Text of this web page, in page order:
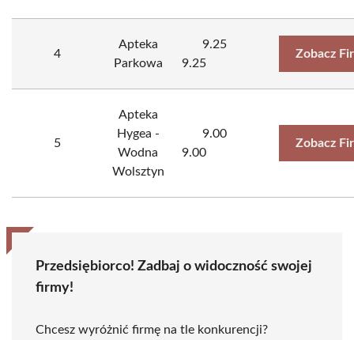
4
Apteka
Parkowa
9.25
9.25
Zobacz
5
Apteka
Hygea -
Wodna
Wolsztyn
9.00
9.00
Zobacz
Przedsiębiorco! Zadbaj o widoczność swojej
firmy!
Chcesz wyróżnić firmę na tle konkurencji?